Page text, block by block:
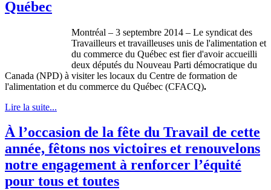
Québec
Montréal – 3 septembre 2014 – Le syndicat des
Travailleurs et travailleuses unis de l'alimentation et
du commerce du Québec est fier d'avoir accueilli
deux députés du Nouveau Parti démocratique du
Canada (NPD) à visiter les locaux du Centre de formation de
l'alimentation et du commerce du Québec (CFACQ).
Lire la suite...
À l’occasion de la fête du Travail de cette
année, fêtons nos victoires et renouvelons
notre engagement à renforcer l’équité
pour tous et toutes